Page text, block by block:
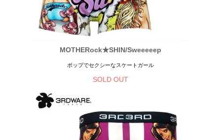
MOTHERock★SHIN/Sweeeeep
ポップでセクシーなスケートガール
SOLD OUT